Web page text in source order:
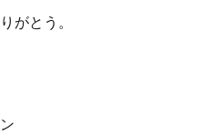
がとう。